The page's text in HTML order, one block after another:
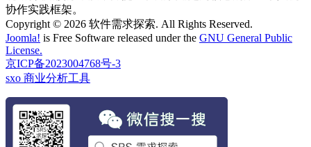
协作实践框架。
Copyright © 2026 软件需求探索. All Rights Reserved.
Joomla! is Free Software released under the GNU General Public
License.
京ICP备2023004768号-3
sxo 商业分析工具